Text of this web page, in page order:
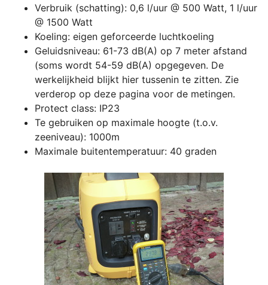
Verbruik (schatting): 0,6 l/uur @ 500 Watt, 1 l/uur
@ 1500 Watt
Koeling: eigen geforceerde luchtkoeling
Geluidsniveau: 61-73 dB(A) op 7 meter afstand
(soms wordt 54-59 dB(A) opgegeven. De
werkelijkheid blijkt hier tussenin te zitten. Zie
verderop op deze pagina voor de metingen.
Protect class: IP23
Te gebruiken op maximale hoogte (t.o.v.
zeeniveau): 1000m
Maximale buitentemperatuur: 40 graden